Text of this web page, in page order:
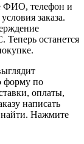
ФИО, телефон и
заказа.
останется
форму по
оплаты,
написать
найти. Нажмите